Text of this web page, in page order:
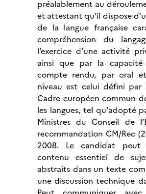
préalablement au
et attestant qu’il dispose
de la langue française
compréhension du
l’exercice d’une activité
ainsi que par la
compte rendu, par oral
niveau est celui défini par
Cadre européen commun
les langues, tel qu'adopté
Ministres du Conseil de
recommandation CM/Rec
2008. Le candidat peut
contenu essentiel de
abstraits dans un texte
une discussion technique